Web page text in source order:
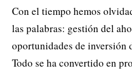
Con el tiempo hemos
las palabras: gestión del
oportunidades de inversión
Todo se ha convertido en